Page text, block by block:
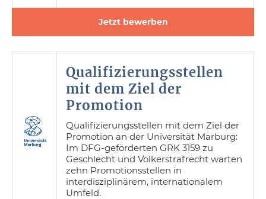
Jetzt bewerben
Qualifizierungsstellen
mit dem Ziel der
Promotion
Qualifizierungsstellen mit dem Ziel der
Promotion an der Universität Marburg:
Im DFG-geförderten GRK 3159 zu
Geschlecht und Völkerstrafrecht warten
zehn Promotionsstellen in
interdisziplinärem, internationalem
Umfeld.